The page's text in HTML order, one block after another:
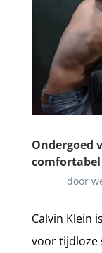
Ondergoed
door
Calvin Klein
voor tijdloze